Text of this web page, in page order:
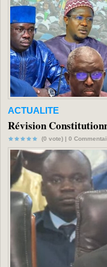
ACTUALITE
Révision
(0 vote) | 0